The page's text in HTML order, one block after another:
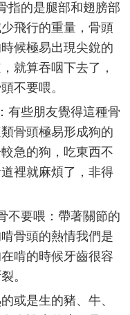
指的是腿部和翅膀部
飛行的重量，骨頭
候極易出現尖銳的
就算吞咽下去了，
不要喂。
有些朋友覺得這種骨
骨頭極易形成狗的
急的狗，吃東西不
裡就麻煩了，非得
不要喂：帶著關節的
骨頭的熱情我們是
啃的時候牙齒很容
。
或是生的豬、牛、